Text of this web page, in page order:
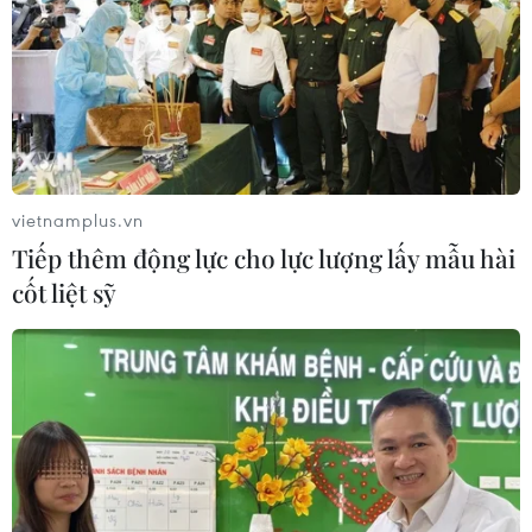
“Ngày Việt Nam ở nước ngoài” là chương trình quảng
bá quốc gia được Thủ tướng Chính phủ giao Bộ Ngoại
giao chủ trì tổ chức thường niên từ năm 2010. Năm nay,
chương trình sẽ đến với Nam Phi.
vietnamplus.vn
Tiếp thêm động lực cho lực lượng lấy mẫu hài
cốt liệt sỹ